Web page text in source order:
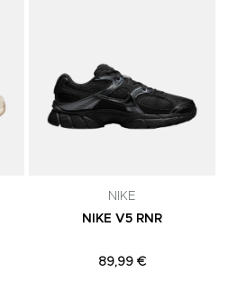
NIKE
NIKE V5 RNR
89,99 €